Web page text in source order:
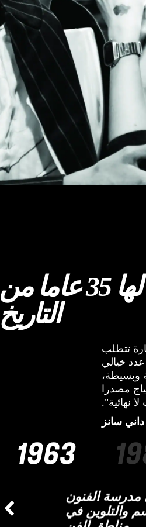
اكتشف علامة تجارية لها 35 عاما من
التاريخ
تتطلب
خيالي
وبسيطة،
مصدرا
لا نهائية".
داني سانز
1963
مدرسة الفنون
والتلوين في